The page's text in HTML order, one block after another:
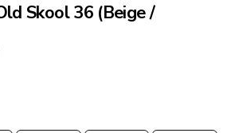
Skool 36 (Beige /